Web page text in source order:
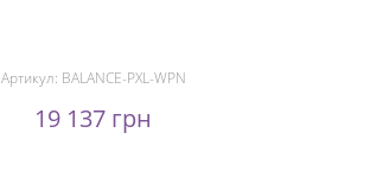
Артикул: BALANCE-PXL-WPN
19 137 грн